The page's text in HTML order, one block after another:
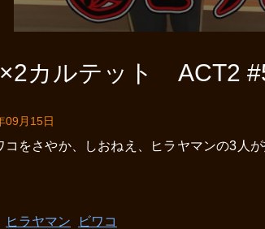
カルテット ACT2
09月15日
コをさやか、しおねえ、ヒラヤマンの3人
ヒラヤマン ビワコ